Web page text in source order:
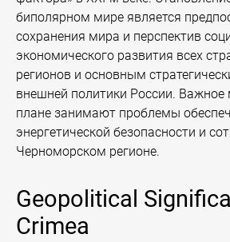
биполярном мире является
сохранения мира и перспектив
экономического развития всех
регионов и основным
внешней политики России. Важное
плане занимают проблемы
энергетической безопасности и
Черноморском регионе.
Geopolitical
Crimea